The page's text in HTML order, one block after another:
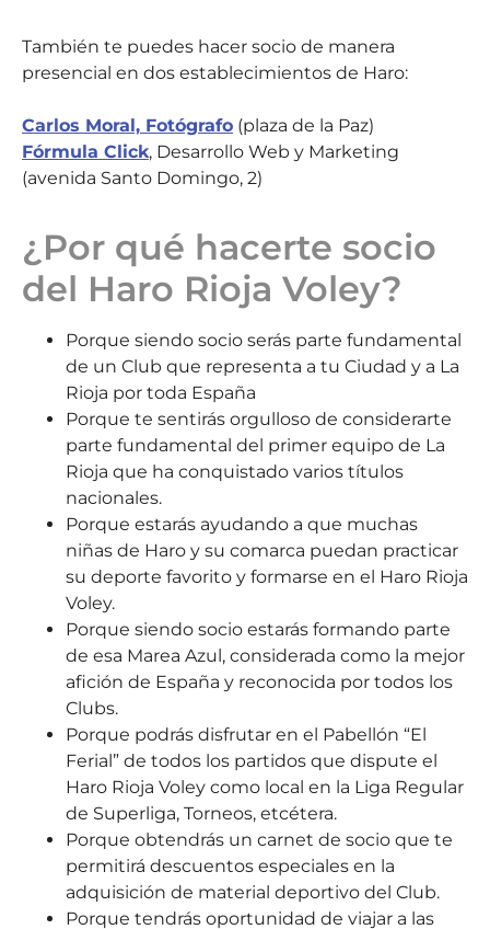
También te puedes hacer socio de manera
presencial en dos establecimientos de Haro:
Carlos Moral, Fotógrafo (plaza de la Paz)
Fórmula Click, Desarrollo Web y Marketing
(avenida Santo Domingo, 2)
¿Por qué hacerte socio
del Haro Rioja Voley?
Porque siendo socio serás parte fundamental
de un Club que representa a tu Ciudad y a La
Rioja por toda España
Porque te sentirás orgulloso de considerarte
parte fundamental del primer equipo de La
Rioja que ha conquistado varios títulos
nacionales.
Porque estarás ayudando a que muchas
niñas de Haro y su comarca puedan practicar
su deporte favorito y formarse en el Haro Rioja
Voley.
Porque siendo socio estarás formando parte
de esa Marea Azul, considerada como la mejor
afición de España y reconocida por todos los
Clubs.
Porque podrás disfrutar en el Pabellón “El
Ferial” de todos los partidos que dispute el
Haro Rioja Voley como local en la Liga Regular
de Superliga, Torneos, etcétera.
Porque obtendrás un carnet de socio que te
permitirá descuentos especiales en la
adquisición de material deportivo del Club.
Porque tendrás oportunidad de viajar a las